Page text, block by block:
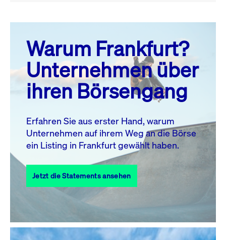
August 26
MO. DI. MI. DO. FR. SA. SO.
1
2
3
4 5 6 7 8
10 11 13 14
17
18 19 20 21 22
23
27 28
31
Alle Events
Warum Frankfurt?
Unternehmen über
ihren Börsengang
Erfahren Sie aus erster Hand, warum
Unternehmen auf ihrem Weg an die Börse
ein Listing in Frankfurt gewählt haben.
Jetzt die Statements ansehen